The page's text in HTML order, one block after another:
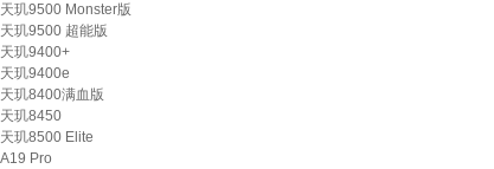
天玑9500 Monster版
天玑9500 超能版
天玑9400+
天玑9400e
天玑8400满血版
天玑8450
天玑8500 Elite
A19 Pro